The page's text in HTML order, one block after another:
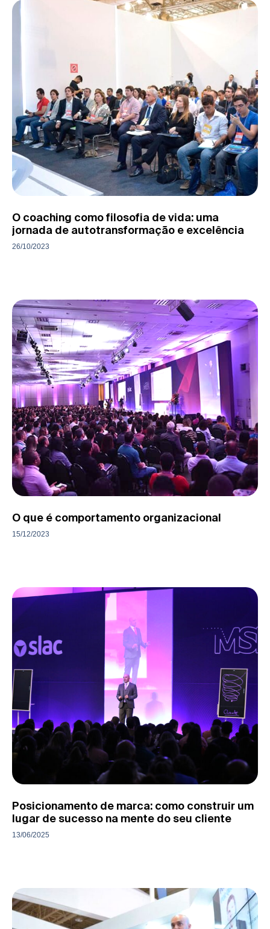
O coaching como filosofia de vida: uma
jornada de autotransformação e excelência
26/10/2023
O que é comportamento organizacional
15/12/2023
Posicionamento de marca: como construir um
lugar de sucesso na mente do seu cliente
13/06/2025